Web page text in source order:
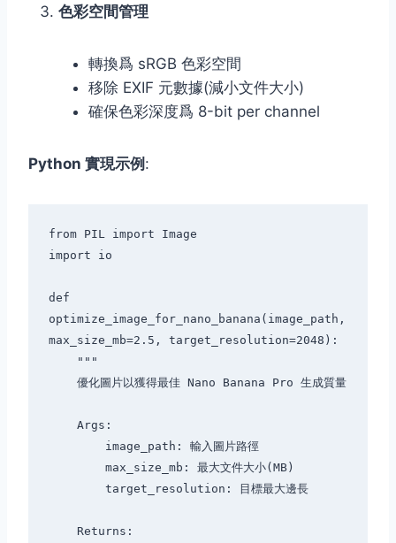
色彩空間管理
轉換爲 sRGB 色彩空間
移除 EXIF 元數據(減小文件大小)
確保色彩深度爲 8-bit per channel
Python 實現示例 :
from PIL import Image
import io
def
optimize_image_for_nano_banana(image_path,
max_size_mb=2.5, target_resolution=2048):